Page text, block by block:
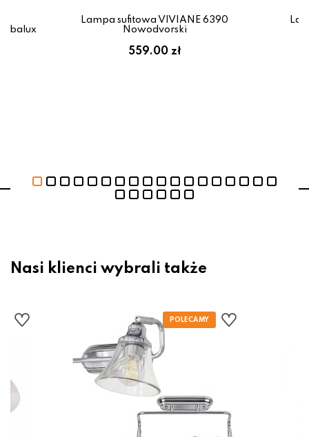
Lampa sufitowa VIVIANE 6390
Nowodvorski
559.00 zł
Nasi klienci wybrali także